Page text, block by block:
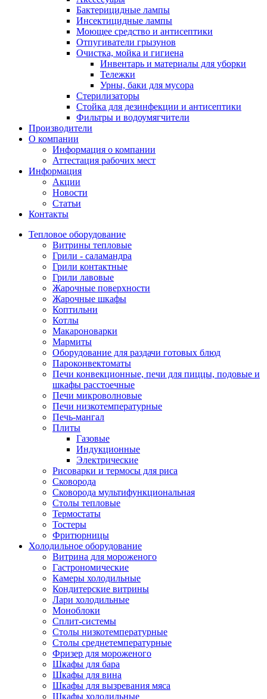
Бактерицидные лампы
Инсектицидные лампы
Моющее средство и антисептики
Отпугиватели грызунов
Очистка, мойка и гигиена
Инвентарь и материалы для уборки
Тележки
Урны, баки для мусора
Стерилизаторы
Стойка для дезинфекции и антисептики
Фильтры и водоумягчители
Производители
О компании
Информация о компании
Аттестация рабочих мест
Информация
Акции
Новости
Статьи
Контакты
Тепловое оборудование
Витрины тепловые
Грили - саламандра
Грили контактные
Грили лавовые
Жарочные поверхности
Жарочные шкафы
Коптильни
Котлы
Макароноварки
Мармиты
Оборудование для раздачи готовых блюд
Пароконвектоматы
Печи конвекционные, печи для пиццы, подовые и
шкафы расстоечные
Печи микроволновые
Печи низкотемпературные
Печь-мангал
Плиты
Газовые
Индукционные
Электрические
Рисоварки и термосы для риса
Сковорода
Сковорода мультифункциональная
Столы тепловые
Термостаты
Тостеры
Фритюрницы
Холодильное оборудование
Витрина для мороженого
Гастрономические
Камеры холодильные
Кондитерские витрины
Лари холодильные
Моноблоки
Сплит-системы
Столы низкотемпературные
Столы среднетемпературные
Фризер для мороженого
Шкафы для бара
Шкафы для вина
Шкафы для вызревания мяса
Шкафы холодильные